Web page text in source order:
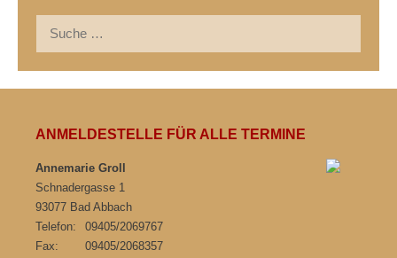
nach:
ANMELDESTELLE FÜR ALLE TERMINE
Annemarie Groll
Schnadergasse 1
93077 Bad Abbach
Telefon:
09405/2069767
Fax:
09405/2068357